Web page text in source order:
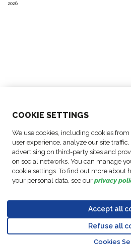
COOKIE SETTINGS
We use cookies, including cookies
user experience, analyze our site
advertising on third-party sites and
on social networks. You can manage
cookie settings. To find out more about
your personal data, see our privacy
Accept all
Refuse all
Cookies
2026